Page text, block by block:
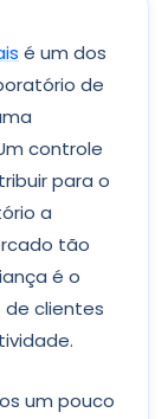
é um dos
de
controle
para o
a
tão
é o
clientes
um pouco